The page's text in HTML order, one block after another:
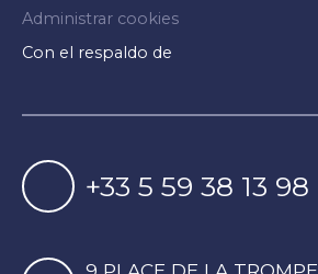
Administrar cookies
Con el respaldo de
+33 5 59 38 13 98